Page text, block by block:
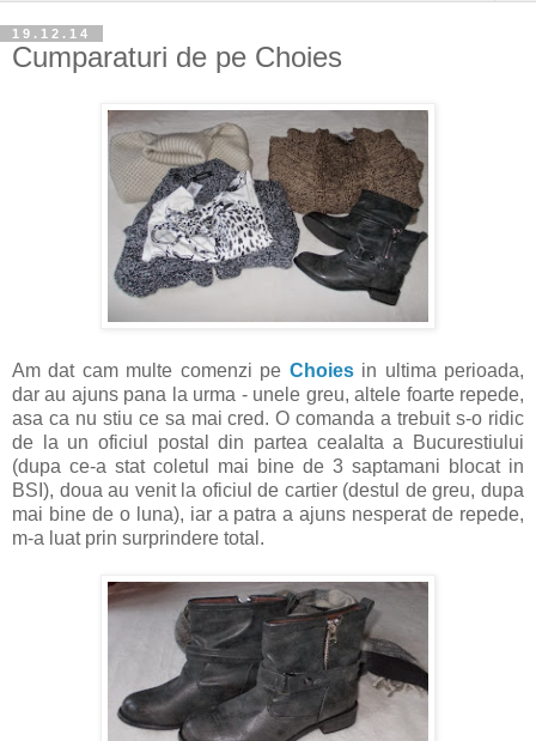
19.12.14
Cumparaturi de pe Choies
Am dat cam multe comenzi pe Choiesin ultima perioada,
dar au ajuns pana la urma - unele greu, altele foarte repede,
asa ca nu stiu ce sa mai cred. O comanda a trebuit s-o ridic
de la un oficiul postal din partea cealalta a Bucurestiului
(dupa ce-a stat coletul mai bine de 3 saptamani blocat in
BSI), doua au venit la oficiul de cartier (destul de greu, dupa
mai bine de o luna), iar a patra a ajuns nesperat de repede,
m-a luat prin surprindere total.